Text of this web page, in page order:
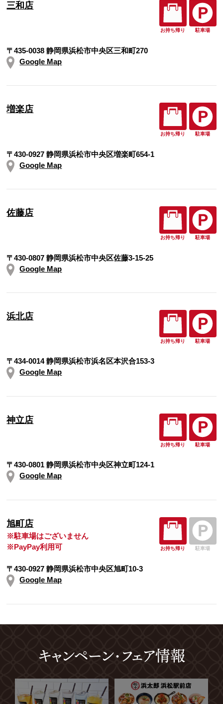
三和店
お持ち帰り 駐車場
〒435-0038 静岡県浜松市中央区三和町270
Google Map
増楽店
お持ち帰り 駐車場
〒430-0927 静岡県浜松市中央区増楽町654-1
Google Map
佐藤店
お持ち帰り 駐車場
〒430-0807 静岡県浜松市中央区佐藤3-15-25
Google Map
浜北店
お持ち帰り 駐車場
〒434-0014 静岡県浜松市浜名区本沢合153-3
Google Map
神立店
お持ち帰り 駐車場
〒430-0801 静岡県浜松市中央区神立町124-1
Google Map
旭町店
※駐車場はございません
※PayPay利用可
お持ち帰り 駐車場
〒430-0927 静岡県浜松市中央区旭町10-3
Google Map
キャンペーン・フェア情報